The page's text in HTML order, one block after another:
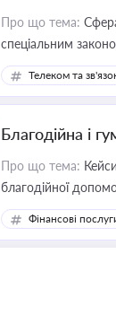
Про що тема:
спеціальним
реєстрах і
Телеком та
Благодійна і
Про що тема:
благодійної
Фінансові